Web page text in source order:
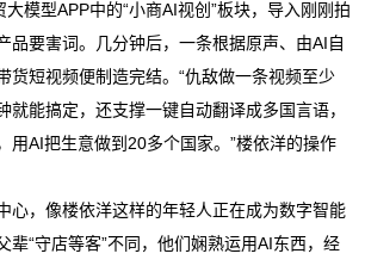
大模型APP中的“小商AI视创”板块，导入刚刚拍
品要害词。几分钟后，一条根据原声、由AI自
货短视频便制造完结。“仇敌做一条视频至少
就能搞定，还支撑一键自动翻译成多国言语，
用AI把生意做到20多个国家。”楼依洋的操作
，像楼依洋这样的年轻人正在成为数字智能
辈“守店等客”不同，他们娴熟运用AI东西，经